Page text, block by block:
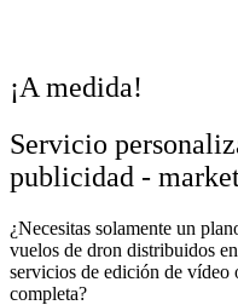
¡A medida!
Servicio
publicidad -
¿Necesitas solamente un
vuelos de dron distribuidos
servicios de edición de
completa?